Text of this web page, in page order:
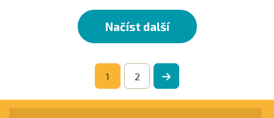
Načíst další
1 2